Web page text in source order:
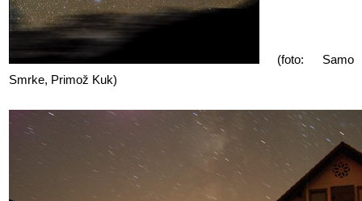
(foto: Samo
Smrke, Primož Kuk)